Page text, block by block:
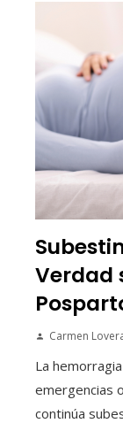
Verdad
Carmen
La
emergencias
continúa